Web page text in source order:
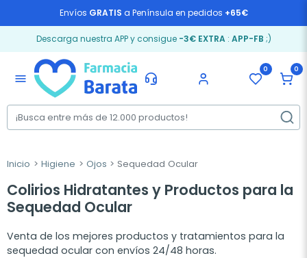
Envíos GRATIS a Península en pedidos +65€
Descarga nuestra APP y consigue -3€ EXTRA: APP-FB ;)
menu
0 0
Inicio Higiene Ojos Sequedad Ocular
Colirios Hidratantes y Productos para la
Sequedad Ocular
Venta de los mejores productos y tratamientos para la
sequedad ocular con envíos 24/48 horas.